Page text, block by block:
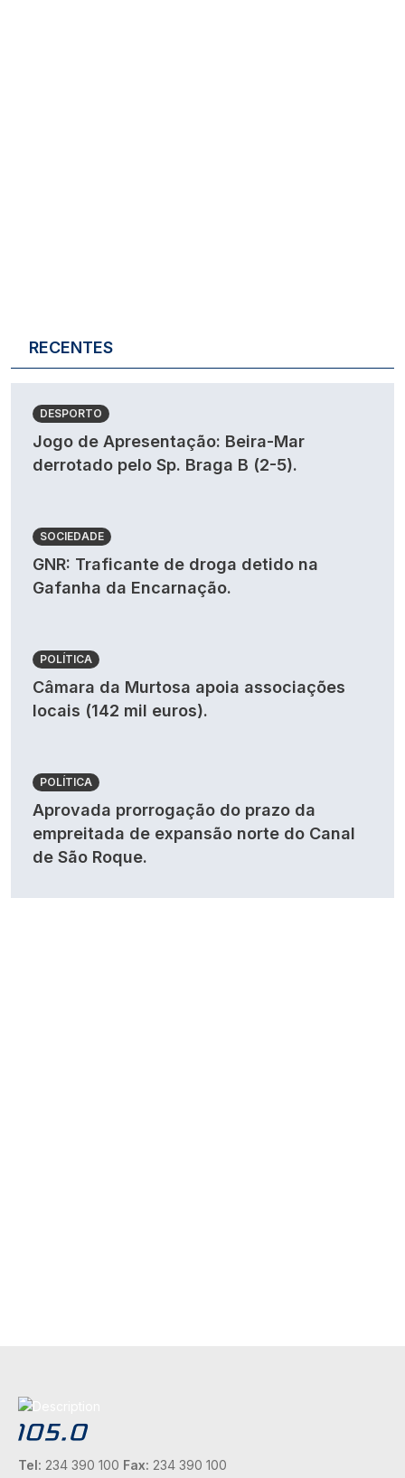
RECENTES
DESPORTO
Jogo de Apresentação: Beira-Mar
derrotado pelo Sp. Braga B (2-5).
SOCIEDADE
GNR: Traficante de droga detido na
Gafanha da Encarnação.
POLÍTICA
Câmara da Murtosa apoia associações
locais (142 mil euros).
POLÍTICA
Aprovada prorrogação do prazo da
empreitada de expansão norte do Canal
de São Roque.
Tel: 234 390 100 Fax: 234 390 100